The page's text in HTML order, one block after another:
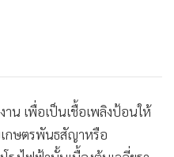
น เพื่อเป็นเชื้อเพลิงป้อนให้
กษตรพันธสัญาหรือ